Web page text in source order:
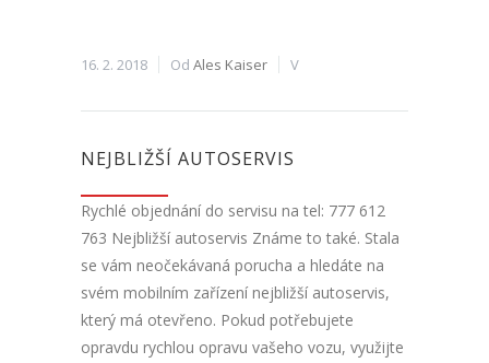
16. 2. 2018 Od Ales Kaiser V
NEJBLIŽŠÍ AUTOSERVIS
Rychlé objednání do servisu na tel: 777 612
763 Nejbližší autoservis Známe to také. Stala
se vám neočekávaná porucha a hledáte na
svém mobilním zařízení nejbližší autoservis,
který má otevřeno. Pokud potřebujete
opravdu rychlou opravu vašeho vozu, využijte